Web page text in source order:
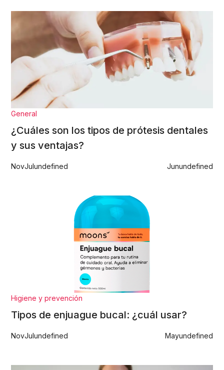
General
¿Cuáles son los tipos de prótesis dentales
y sus ventajas?
NovJulundefined Junundefined
Higiene y prevención
Tipos de enjuague bucal: ¿cuál usar?
NovJulundefined Mayundefined